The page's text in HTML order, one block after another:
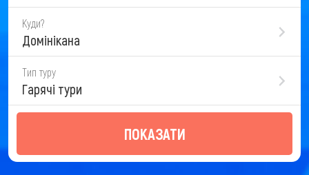
Куди?
Домінікана
Тип туру
Гарячі тури
ПОКАЗАТИ